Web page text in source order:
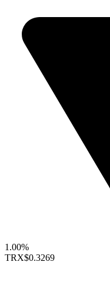
1.00%
TRX$0.3269